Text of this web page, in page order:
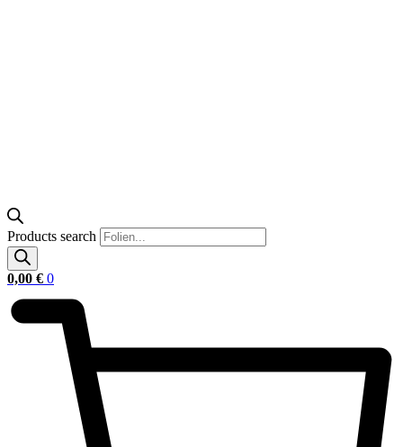
Products search
0,00 € 0